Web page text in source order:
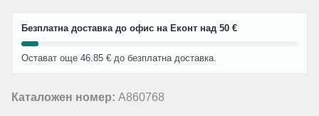
Безплатна доставка до офис на Еконт над 50 €
Остават още 46.85 € до безплатна доставка.
Каталожен номер: A860768